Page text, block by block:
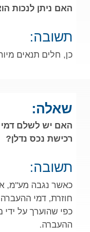
האם ניתן לנכות
תשובה:
כן, חלים תנאים
שאלה:
רכישת נכס נדלן?
תשובה:
כאשר נגבה מע"מ,
חוזרת, דמי
כפי שהוערך על
ההעברה.